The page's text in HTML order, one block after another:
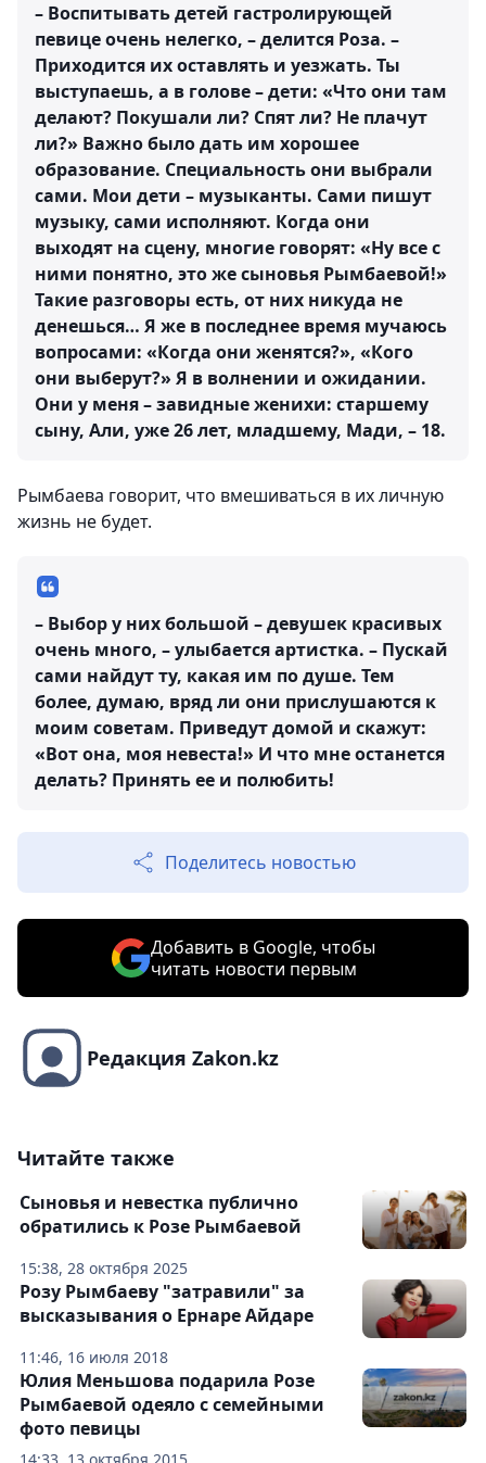
– Воспитывать детей гастролирующей
певице очень нелегко, – делится Роза. –
Приходится их оставлять и уезжать. Ты
выступаешь, а в голове – дети: «Что они там
делают? Покушали ли? Спят ли? Не плачут
ли?» Важно было дать им хорошее
образование. Специальность они выбрали
сами. Мои дети – музыканты. Сами пишут
музыку, сами исполняют. Когда они
выходят на сцену, многие говорят: «Ну все с
ними понятно, это же сыновья Рымбаевой!»
Такие разговоры есть, от них никуда не
денешься… Я же в последнее время мучаюсь
вопросами: «Когда они женятся?», «Кого
они выберут?» Я в волнении и ожидании.
Они у меня – завидные женихи: старшему
сыну, Али, уже 26 лет, младшему, Мади, – 18.
Рымбаева говорит, что вмешиваться в их личную
жизнь не будет.
– Выбор у них большой – девушек красивых
очень много, – улыбается артистка. – Пускай
сами найдут ту, какая им по душе. Тем
более, думаю, вряд ли они прислушаются к
моим советам. Приведут домой и скажут:
«Вот она, моя невеста!» И что мне останется
делать? Принять ее и полюбить!
Поделитесь новостью
Добавить в Google, чтобы
читать новости первым
Редакция Zakon.kz
Читайте также
15:38, 28 октября 2025
Сыновья и невестка публично
обратились к Розе Рымбаевой
11:46, 16 июля 2018
Розу Рымбаеву "затравили" за
высказывания о Ернаре Айдаре
Юлия Меньшова подарила Розе
Рымбаевой одеяло с семейными
фото певицы